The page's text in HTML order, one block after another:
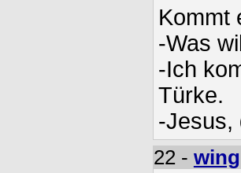
Kommt
-Was
-Ich
Türke.
-Jesus,
22 - wing